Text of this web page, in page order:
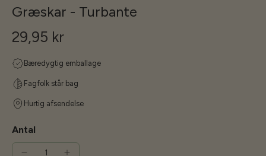
Græskar - Turbante
29,95 kr
Bæredygtig emballage
Fagfolk står bag
Hurtig afsendelse
Antal